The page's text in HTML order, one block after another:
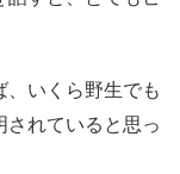
いくら野生でも
れていると思っ